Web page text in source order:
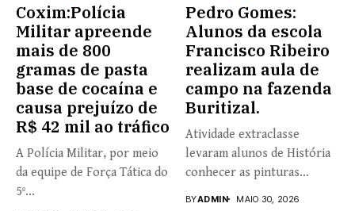
Coxim:Polícia
Militar apreende
mais de 800
gramas de pasta
base de cocaína e
causa prejuízo de
R$ 42 mil ao tráfico
A Polícia Militar, por meio
da equipe de Força Tática do
5º...
Pedro Gomes:
Alunos da escola
Francisco Ribeiro
realizam aula de
campo na fazenda
Buritizal.
Atividade extraclasse
levaram alunos de História
conhecer as pinturas
BYADMIN MAIO 30, 2026